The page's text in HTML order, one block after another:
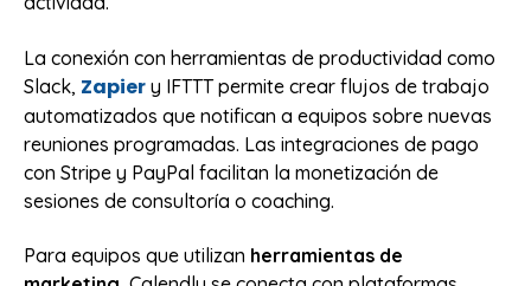
La conexión con herramientas de productividad como
Slack, Zapier y IFTTT permite crear flujos de trabajo
automatizados que notifican a equipos sobre nuevas
reuniones programadas. Las integraciones de pago
con Stripe y PayPal facilitan la monetización de
sesiones de consultoría o coaching.
Para equipos que utilizan herramientas de